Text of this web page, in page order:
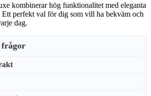
kombinerar hög funktionalitet med eleganta
perfekt val för dig som vill ha bekväm och
dag.
frågor